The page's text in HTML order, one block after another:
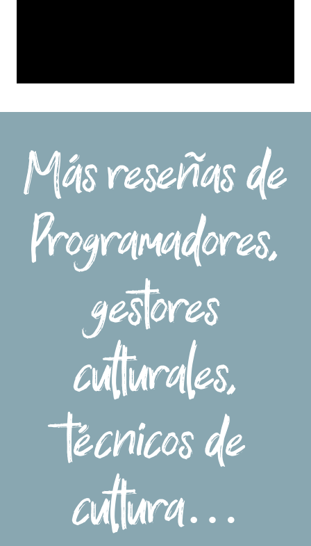
Más reseñas de
Programadores,
gestores
culturales,
técnicos de
cultura…